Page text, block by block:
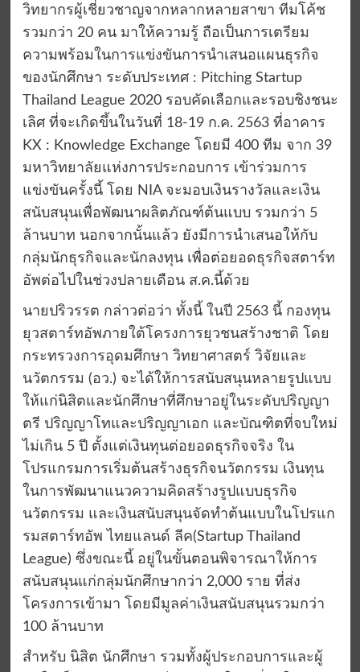
วิทยากรผู้เชี่ยวชาญจากหลากหลายสาขา ทีมโค้ช
รวมกว่า 20 คน มาให้ความรู้ ถือเป็นการเตรียม
ความพร้อมในการแข่งขันการนำเสนอแผนธุรกิจ
ของนักศึกษา ระดับประเทศ : Pitching Startup
Thailand League 2020 รอบคัดเลือกและรอบชิงชนะ
เลิศ ที่จะเกิดขึ้นในวันที่ 18-19 ก.ค. 2563 ที่อาคาร
KX : Knowledge Exchange โดยมี 400 ทีม จาก 39
มหาวิทยาลัยแห่งการประกอบการ เข้าร่วมการ
แข่งขันครั้งนี้ โดย NIA จะมอบเงินรางวัลและเงิน
สนับสนุนเพื่อพัฒนาผลิตภัณฑ์ต้นแบบ รวมกว่า 5
ล้านบาท นอกจากนั้นแล้ว ยังมีการนำเสนอให้กับ
กลุ่มนักธุรกิจและนักลงทุน เพื่อต่อยอดธุรกิจสตาร์ท
อัพต่อไปในช่วงปลายเดือน ส.ค.นี้ด้วย
นายปริวรรต กล่าวต่อว่า ทั้งนี้ ในปี 2563 นี้ กองทุน
ยุวสตาร์ทอัพภายใต้โครงการยุวชนสร้างชาติ โดย
กระทรวงการอุดมศึกษา วิทยาศาสตร์ วิจัยและ
นวัตกรรม (อว.) จะได้ให้การสนับสนุนหลายรูปแบบ
ให้แก่นิสิตและนักศึกษาที่ศึกษาอยู่ในระดับปริญญา
ตรี ปริญญาโทและปริญญาเอก และบัณฑิตที่จบใหม่
ไม่เกิน 5 ปี ตั้งแต่เงินทุนต่อยอดธุรกิจจริง ใน
โปรแกรมการเริ่มต้นสร้างธุรกิจนวัตกรรม เงินทุน
ในการพัฒนาแนวความคิดสร้างรูปแบบธุรกิจ
นวัตกรรม และเงินสนับสนุนจัดทำต้นแบบในโปรแก
รมสตาร์ทอัพ ไทยแลนด์ ลีค(Startup Thailand
League) ซึ่งขณะนี้ อยู่ในขั้นตอนพิจารณาให้การ
สนับสนุนแก่กลุ่มนักศึกษากว่า 2,000 ราย ที่ส่ง
โครงการเข้ามา โดยมีมูลค่าเงินสนับสนุนรวมกว่า
100 ล้านบาท
สำหรับ นิสิต นักศึกษา รวมทั้งผู้ประกอบการและผู้